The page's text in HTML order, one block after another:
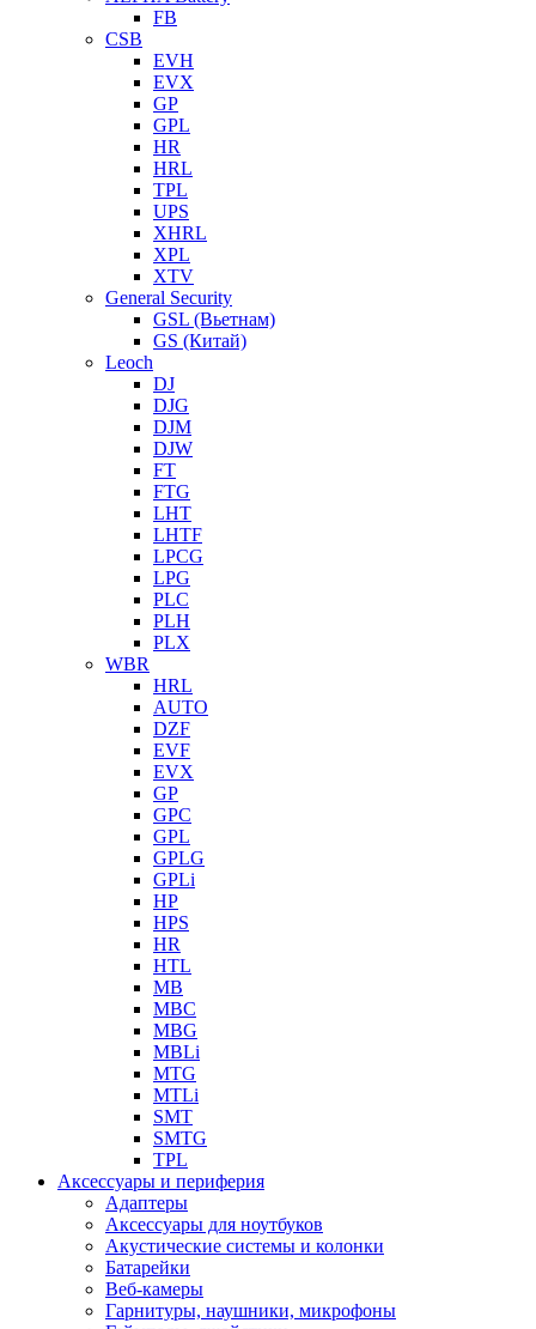
FB
CSB
EVH
EVX
GP
GPL
HR
HRL
TPL
UPS
XHRL
XPL
XTV
General Security
GSL (Вьетнам)
GS (Китай)
Leoch
DJ
DJG
DJM
DJW
FT
FTG
LHT
LHTF
LPCG
LPG
PLC
PLH
PLX
WBR
HRL
AUTO
DZF
EVF
EVX
GP
GPC
GPL
GPLG
GPLi
HP
HPS
HR
HTL
MB
MBC
MBG
MBLi
MTG
MTLi
SMT
SMTG
TPL
Аксессуары и периферия
Адаптеры
Аксессуары для ноутбуков
Акустические системы и колонки
Батарейки
Веб-камеры
Гарнитуры, наушники, микрофоны